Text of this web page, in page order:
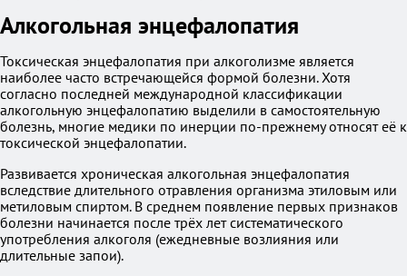
Алкогольная энцефалопатия
Токсическая энцефалопатия при алкоголизме является
наиболее часто встречающейся формой болезни. Хотя
согласно последней международной классификации
алкогольную энцефалопатию выделили в самостоятельную
болезнь, многие медики по инерции по-прежнему относят её к
токсической энцефалопатии.
Развивается хроническая алкогольная энцефалопатия
вследствие длительного отравления организма этиловым или
метиловым спиртом. В среднем появление первых признаков
болезни начинается после трёх лет систематического
употребления алкоголя (ежедневные возлияния или
длительные запои).